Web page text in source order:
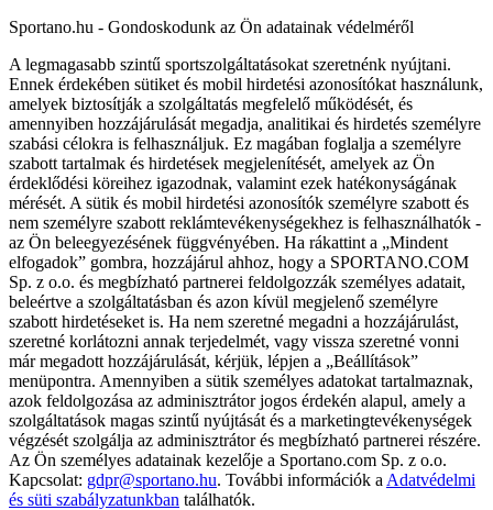
Sportano.hu - Gondoskodunk az Ön adatainak védelméről
A legmagasabb szintű sportszolgáltatásokat szeretnénk nyújtani.
Ennek érdekében sütiket és mobil hirdetési azonosítókat használunk,
amelyek biztosítják a szolgáltatás megfelelő működését, és
amennyiben hozzájárulását megadja, analitikai és hirdetés személyre
szabási célokra is felhasználjuk. Ez magában foglalja a személyre
szabott tartalmak és hirdetések megjelenítését, amelyek az Ön
érdeklődési köreihez igazodnak, valamint ezek hatékonyságának
mérését. A sütik és mobil hirdetési azonosítók személyre szabott és
nem személyre szabott reklámtevékenységekhez is felhasználhatók -
az Ön beleegyezésének függvényében. Ha rákattint a „Mindent
elfogadok” gombra, hozzájárul ahhoz, hogy a SPORTANO.COM
Sp. z o.o. és megbízható partnerei feldolgozzák személyes adatait,
beleértve a szolgáltatásban és azon kívül megjelenő személyre
szabott hirdetéseket is. Ha nem szeretné megadni a hozzájárulást,
szeretné korlátozni annak terjedelmét, vagy vissza szeretné vonni
már megadott hozzájárulását, kérjük, lépjen a „Beállítások”
menüpontra. Amennyiben a sütik személyes adatokat tartalmaznak,
azok feldolgozása az adminisztrátor jogos érdekén alapul, amely a
szolgáltatások magas szintű nyújtását és a marketingtevékenységek
végzését szolgálja az adminisztrátor és megbízható partnerei részére.
Az Ön személyes adatainak kezelője a Sportano.com Sp. z o.o.
Kapcsolat: gdpr@sportano.hu. További információk a Adatvédelmi
és süti szabályzatunkban találhatók.